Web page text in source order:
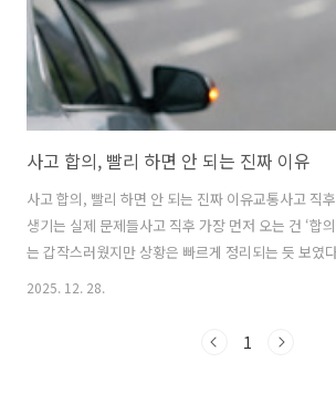
사고 합의, 빨리 하면 안 되는 진짜 이유
사고 합의, 빨리 하면 안 되는 진짜 이유교통사고 직
생기는 실제 문제들사고 직후 가장 먼저 오는 건 ‘합
는 갑작스러웠지만 상황은 빠르게 정리되는 듯 보였
않았고, 상대 운전자도 협조적이었다. 보험사 담당자
걱정할 필요 없고, 지금 합의하면 절차도 간단하다는
2025. 12. 28.
1